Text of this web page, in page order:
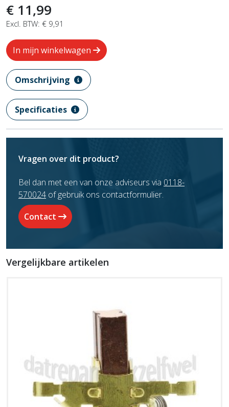
€ 11,99
Excl. BTW: € 9,91
In mijn winkelwagen
Omschrijving
Specificaties
Vragen over dit product?
Bel dan met een van onze adviseurs via 0118-
570024 of gebruik ons contactformulier.
Contact
Vergelijkbare artikelen